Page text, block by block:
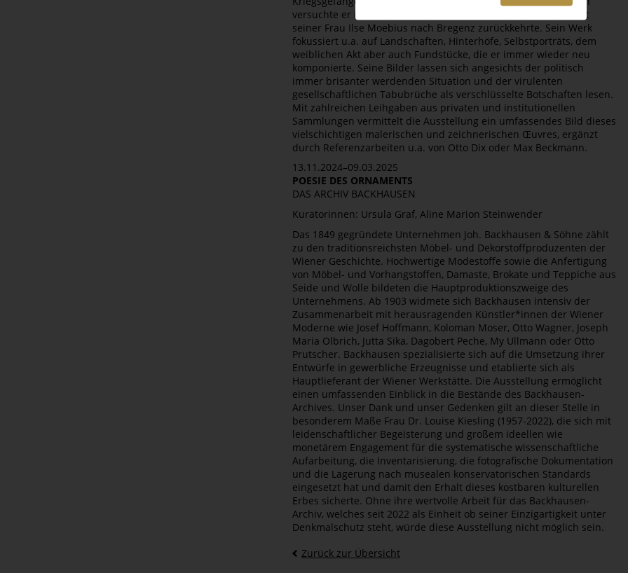
versuchte er in Berlin und Wien Fuß zu fassen, ehe er 1924 mit
seiner Frau Ilse Moebius nach Bregenz zurückkehrte. Sein Werk
fokussiert u.a. auf Landschaften, Hinterhöfe, Selbstporträts, dem
weiblichen Akt aber auch Fundstücke, die er immer wieder neu
komponierte. Seine Bilder lassen sich angesichts der politisch
immer brisanter werdenden Situation und der virulenten
gesellschaftlichen Tabubrüche als verschlüsselte Botschaften lesen.
Mit zahlreichen Leihgaben aus privaten und institutionellen
Sammlungen vermittelt die Ausstellung ein umfassendes Bild dieses
vielschichtigen malerischen und zeichnerischen Œuvres, ergänzt
durch Referenzarbeiten u.a. von Otto Dix oder Max Beckmann.
13.11.2024–09.03.2025
POESIE DES ORNAMENTS
DAS ARCHIV BACKHAUSEN
Kuratorinnen: Ursula Graf, Aline Marion Steinwender
Das 1849 gegründete Unternehmen Joh. Backhausen & Söhne zählt
zu den traditionsreichsten Möbel- und Dekorstoffproduzenten der
Wiener Geschichte. Hochwertige Modestoffe sowie die Anfertigung
von Möbel- und Vorhangstoffen, Damaste, Brokate und Teppiche aus
Seide und Wolle bildeten die Hauptproduktionszweige des
Unternehmens. Ab 1903 widmete sich Backhausen intensiv der
Zusammenarbeit mit herausragenden Künstler*innen der Wiener
Moderne wie Josef Hoffmann, Koloman Moser, Otto Wagner, Joseph
Maria Olbrich, Jutta Sika, Dagobert Peche, My Ullmann oder Otto
Prutscher. Backhausen spezialisierte sich auf die Umsetzung ihrer
Entwürfe in gewerbliche Erzeugnisse und etablierte sich als
Hauptlieferant der Wiener Werkstätte. Die Ausstellung ermöglicht
einen umfassenden Einblick in die Bestände des Backhausen-
Archives. Unser Dank und unser Gedenken gilt an dieser Stelle in
besonderem Maße Frau Dr. Louise Kiesling (1957-2022), die sich mit
leidenschaftlicher Begeisterung und großem ideellen wie
monetärem Engagement für die systematische wissenschaftliche
Aufarbeitung, die Inventarisierung, die fotografische Dokumentation
und die Lagerung nach musealen konservatorischen Standards
eingesetzt hat und damit den Erhalt dieses kostbaren kulturellen
Erbes sicherte. Ohne ihre wertvolle Arbeit für das Backhausen-
Archiv, welches seit 2022 als Einheit ob seiner Einzigartigkeit unter
Denkmalschutz steht, würde diese Ausstellung nicht möglich sein.
Zurück zur Übersicht